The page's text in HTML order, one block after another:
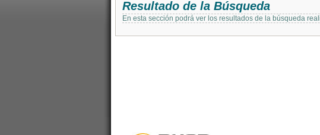
Resultado de la Búsqueda
En esta sección podrá ver los resultados de la búsqueda